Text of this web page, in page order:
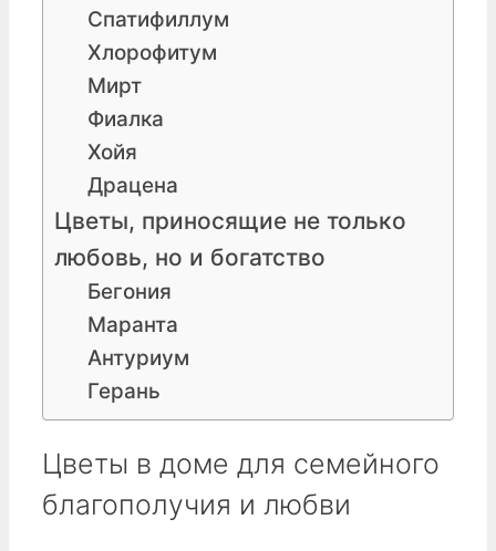
Спатифиллум
Хлорофитум
Мирт
Фиалка
Хойя
Драцена
Цветы, приносящие не только
любовь, но и богатство
Бегония
Маранта
Антуриум
Герань
Цветы в доме для семейного
благополучия и любви